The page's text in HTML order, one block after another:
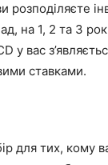
на 1, 2 та 3
у вас
ставками.
для тих, кому